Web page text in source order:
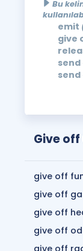
Bu
emit
give
Give
give off
give off
give off
give off
give off